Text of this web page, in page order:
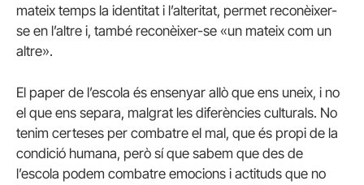
mateix temps la identitat i l’alteritat, permet reconèixer-
se en l’altre i, també reconèixer-se «un mateix com un
altre».
El paper de l’escola és ensenyar allò que ens uneix, i no
el que ens separa, malgrat les diferències culturals. No
tenim certeses per combatre el mal, que és propi de la
condició humana, però sí que sabem que des de
l’escola podem combatre emocions i actituds que no